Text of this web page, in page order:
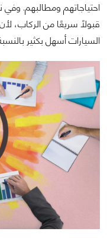
احتياجاتهم ومطالبهم.
قبولًا سريعًا من الركاب،
السيارات أسهل بكثير